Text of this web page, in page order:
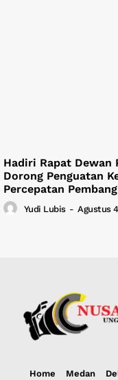
Hadiri Rapat Dewan
Dorong Penguatan
Percepatan
Yudi Lubis - Agustus
Home Medan